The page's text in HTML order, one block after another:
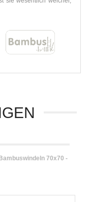
70x70 -